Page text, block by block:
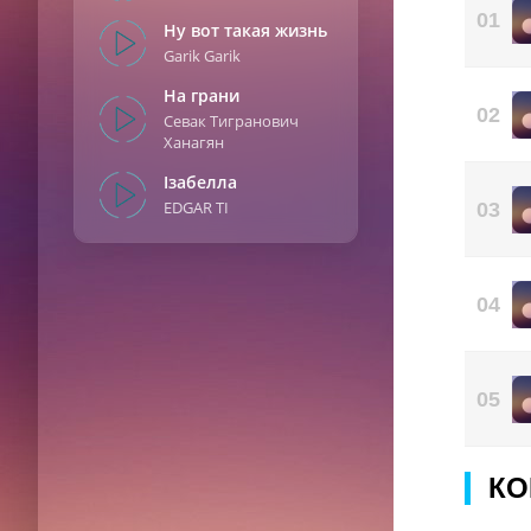
Ну вот такая жизнь
Garik Garik
На грани
Севак Тигранович
Ханагян
Ізабелла
EDGAR TI
01
02
03
04
05